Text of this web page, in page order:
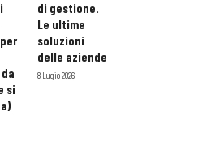
si
di gestione.
Le ultime
soluzioni
delle aziende
8 Luglio 2026